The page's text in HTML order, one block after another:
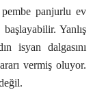
pembe panjurlu ev
Yanlış
isyan dalgasını
vermiş oluyor.